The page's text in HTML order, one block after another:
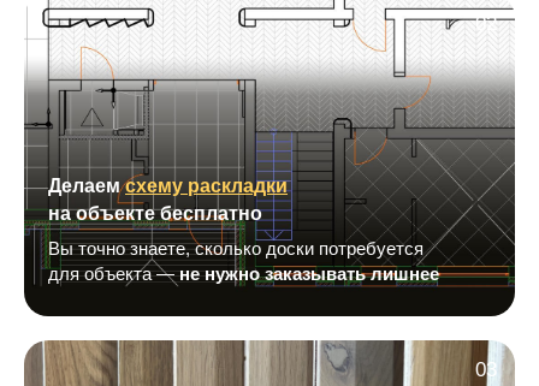
02
Делаемсхему раскладки
на объекте бесплатно
Вы точно знаете, сколько доски потребуется
для объекта —не нужно заказывать лишнее
03